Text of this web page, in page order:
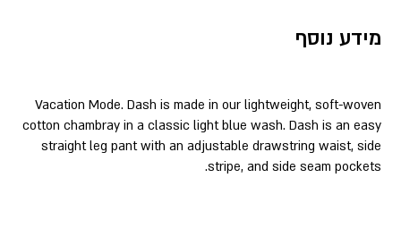
מידע נוסף
Vacation Mode. Dash is made in our lightweight, soft-woven
cotton chambray in a classic light blue wash. Dash is an easy
straight leg pant with an adjustable drawstring waist, side
stripe, and side seam pockets.